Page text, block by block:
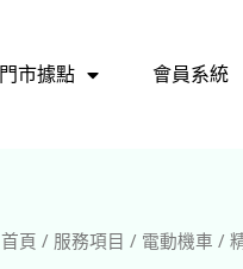
門市據點 會員系統
首頁 / 服務項目 / 電動機車 /